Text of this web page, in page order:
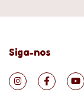
Siga-nos